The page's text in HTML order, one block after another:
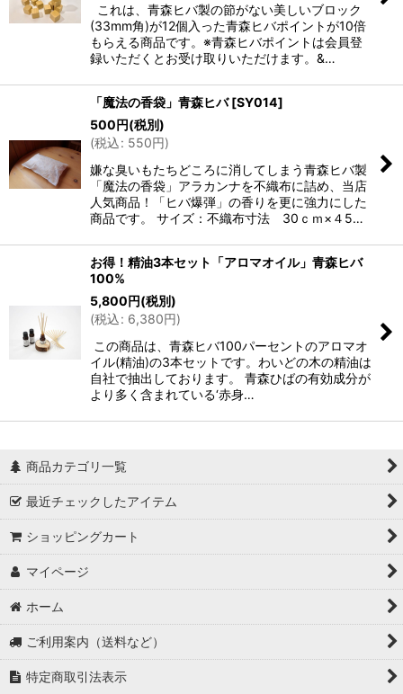
これは、青森ヒバ製の節がない美しいブロック
(33mm角)が12個入った青森ヒバポイントが10倍
もらえる商品です。※青森ヒバポイントは会員登
録いただくとお受け取りいただけます。&…
「魔法の香袋」青森ヒバ [SY014]
500円(税別)
(税込: 550円)
嫌な臭いもたちどころに消してしまう青森ヒバ製
「魔法の香袋」アラカンナを不織布に詰め、当店
人気商品！「ヒバ爆弾」の香りを更に強力にした
商品です。 サイズ：不織布寸法 30ｃｍ×４5…
お得！精油3本セット「アロマオイル」青森ヒバ
100%
5,800円(税別)
(税込: 6,380円)
この商品は、青森ヒバ100パーセントのアロマオ
イル(精油)の3本セットです。わいどの木の精油は
自社で抽出しております。 青森ひばの有効成分が
より多く含まれている‘赤身…
商品カテゴリ一覧
最近チェックしたアイテム
ショッピングカート
マイページ
ホーム
ご利用案内（送料など）
特定商取引法表示